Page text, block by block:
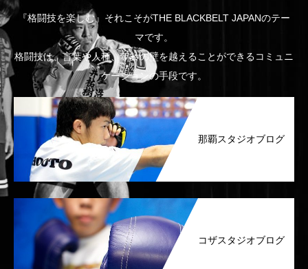
『格闘技を楽しむ』それこそがTHE BLACKBELT JAPANのテー
マです。
格闘技は、言葉や人種、年齢の壁を越えることができるコミュニ
ケーションの手段です。
那覇スタジオブログ
コザスタジオブログ